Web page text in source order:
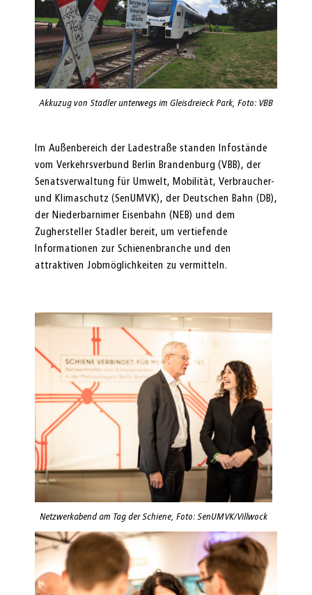
Akkuzug von Stadler unterwegs im Gleisdreieck Park, Foto: VBB
Im Außenbereich der Ladestraße standen Infostände
vom Verkehrsverbund Berlin Brandenburg (VBB), der
Senatsverwaltung für Umwelt, Mobilität, Verbraucher-
und Klimaschutz (SenUMVK), der Deutschen Bahn (DB),
der Niederbarnimer Eisenbahn (NEB) und dem
Zughersteller Stadler bereit, um vertiefende
Informationen zur Schienenbranche und den
attraktiven Jobmöglichkeiten zu vermitteln.
Netzwerkabend am Tag der Schiene, Foto: SenUMVK/Villwock